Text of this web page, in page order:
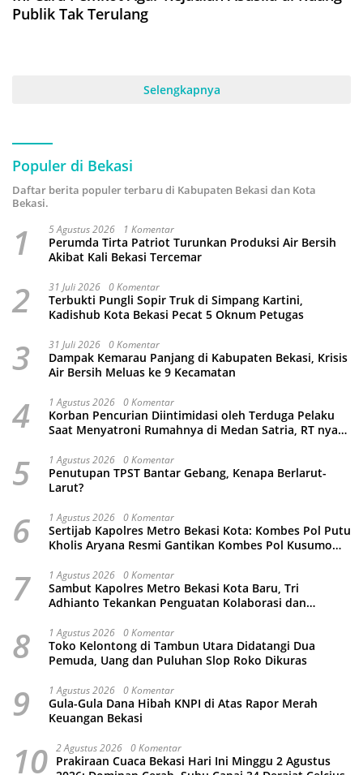
Publik Tak Terulang
Selengkapnya
Populer di Bekasi
Daftar berita populer terbaru di Kabupaten Bekasi dan Kota
Bekasi.
1 5 Agustus 2026 1 Komentar
Perumda Tirta Patriot Turunkan Produksi Air Bersih
Akibat Kali Bekasi Tercemar
2 31 Juli 2026 0 Komentar
Terbukti Pungli Sopir Truk di Simpang Kartini,
Kadishub Kota Bekasi Pecat 5 Oknum Petugas
3 31 Juli 2026 0 Komentar
Dampak Kemarau Panjang di Kabupaten Bekasi, Krisis
Air Bersih Meluas ke 9 Kecamatan
4 1 Agustus 2026 0 Komentar
Korban Pencurian Diintimidasi oleh Terduga Pelaku
Saat Menyatroni Rumahnya di Medan Satria, RT nya
5 1 Agustus 2026 0 Komentar
Penutupan TPST Bantar Gebang, Kenapa Berlarut-
Larut?
6 1 Agustus 2026 0 Komentar
Sertijab Kapolres Metro Bekasi Kota: Kombes Pol Putu
Kholis Aryana Resmi Gantikan Kombes Pol Kusumo
7 1 Agustus 2026 0 Komentar
Sambut Kapolres Metro Bekasi Kota Baru, Tri
Adhianto Tekankan Penguatan Kolaborasi dan
8 1 Agustus 2026 0 Komentar
Toko Kelontong di Tambun Utara Didatangi Dua
Pemuda, Uang dan Puluhan Slop Roko Dikuras
9 1 Agustus 2026 0 Komentar
Gula-Gula Dana Hibah KNPI di Atas Rapor Merah
Keuangan Bekasi
10 2 Agustus 2026 0 Komentar
Prakiraan Cuaca Bekasi Hari Ini Minggu 2 Agustus